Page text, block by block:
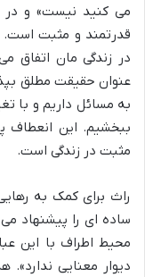
می کنید نیست» و
قدرتمند و مثبت است.
در زندگی مان اتفاق
عنوان حقیقت مطلق
به مسائل داریم و با
ببخشیم. این انعطاف
مثبت در زندگی است.
راث برای کمک به
ساده ای را پیشنهاد
محیط اطراف با این
دیوار معنایی